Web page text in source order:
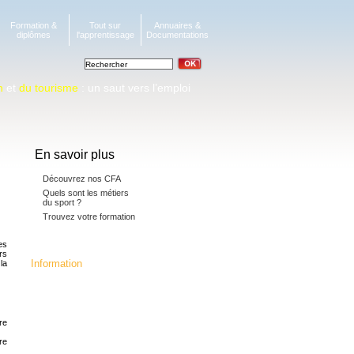
Formation &
diplômes
Tout sur
l'apprentissage
Annuaires &
Documentations
et du tourisme : un saut vers l’emploi
En savoir plus
Découvrez nos CFA
Quels sont les métiers
du sport ?
Trouvez votre formation
Information